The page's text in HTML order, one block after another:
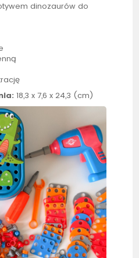
dinozaurów do
18,3 x 7,6 x 24,3 (cm)